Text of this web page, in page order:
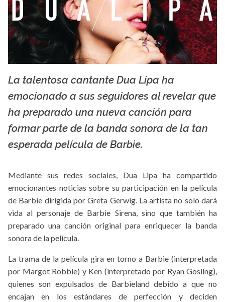
La X mas música
La talentosa cantante Dua Lipa ha
emocionado a sus seguidores al revelar que
ha preparado una nueva canción para
formar parte de la banda sonora de la tan
esperada película de Barbie.
Mediante sus redes sociales, Dua Lipa ha compartido
emocionantes noticias sobre su participación en la película
de Barbie dirigida por Greta Gerwig. La artista no solo dará
vida al personaje de Barbie Sirena, sino que también ha
preparado una canción original para enriquecer la banda
sonora de la película.
La trama de la película gira en torno a Barbie (interpretada
por Margot Robbie) y Ken (interpretado por Ryan Gosling),
quienes son expulsados de Barbieland debido a que no
encajan en los estándares de perfección y deciden